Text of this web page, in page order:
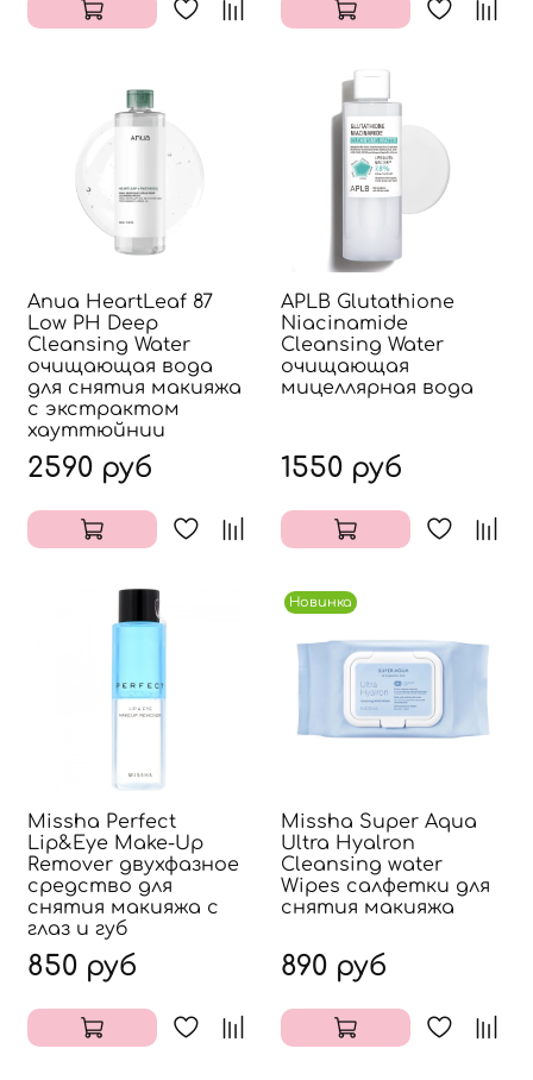
Anua HeartLeaf 87
Low PH Deep
Cleansing Water
очищающая вода
для снятия макияжа
с экстрактом
хауттюйнии
2590 руб
APLB Glutathione
Niacinamide
Cleansing Water
очищающая
мицеллярная вода
1550 руб
Missha Perfect
Lip&Eye Make-Up
Remover двухфазное
средство для
снятия макияжа с
глаз и губ
850 руб
Новинка
Missha Super Aqua
Ultra Hyalron
Cleansing water
Wipes салфетки для
снятия макияжа
890 руб